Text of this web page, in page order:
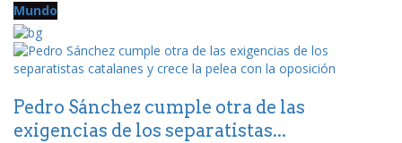
Mundo
Pedro Sánchez cumple otra de las
exigencias de los separatistas...